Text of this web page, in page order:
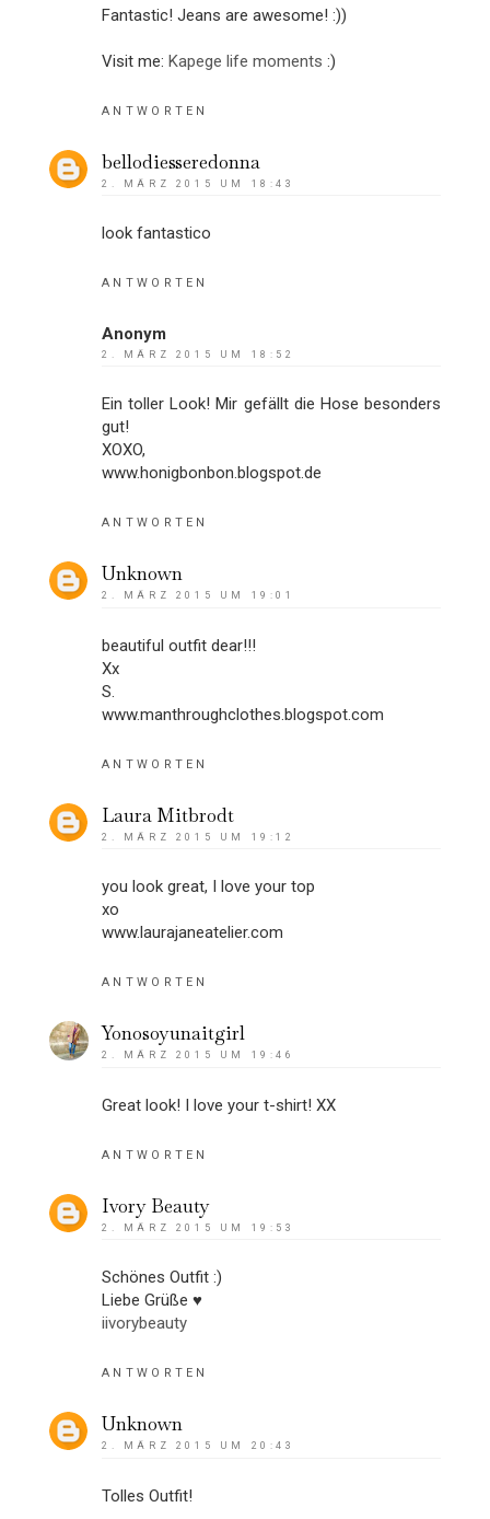
Fantastic! Jeans are awesome! :))
Visit me: Kapege life moments :)
ANTWORTEN
bellodiesseredonna
2. MÄRZ 2015 UM 18:43
look fantastico
ANTWORTEN
Anonym
2. MÄRZ 2015 UM 18:52
Ein toller Look! Mir gefällt die Hose besonders
gut!
XOXO,
www.honigbonbon.blogspot.de
ANTWORTEN
Unknown
2. MÄRZ 2015 UM 19:01
beautiful outfit dear!!!
Xx
S.
www.manthroughclothes.blogspot.com
ANTWORTEN
Laura Mitbrodt
2. MÄRZ 2015 UM 19:12
you look great, I love your top
xo
www.laurajaneatelier.com
ANTWORTEN
Yonosoyunaitgirl
2. MÄRZ 2015 UM 19:46
Great look! I love your t-shirt! XX
ANTWORTEN
Ivory Beauty
2. MÄRZ 2015 UM 19:53
Schönes Outfit :)
Liebe Grüße ♥
iivorybeauty
ANTWORTEN
Unknown
2. MÄRZ 2015 UM 20:43
Tolles Outfit!